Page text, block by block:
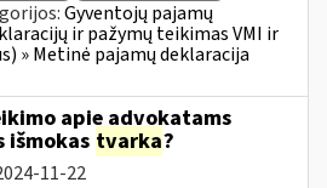
Gyventojų pajamų
ir pažymų teikimas VMI ir
» Metinė pajamų deklaracija
apie advokatams
išmokas tvarka?
11-22